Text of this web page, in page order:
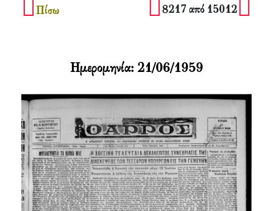
Πίσω 8217 από 15012
Ημερομηνία: 21/06/1959